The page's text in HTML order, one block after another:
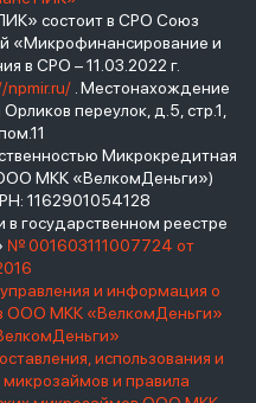
состоит в СРО Союз
«Микрофинансирование и
в СРО – 11.03.2022 г.
npmir.ru/. Местонахождение
переулок, д.5, стр.1,
Микрокредитная
МКК «ВелкомДеньги»)
1162901054128
государственном реестре
№ 001603111007724 от
и информация о
ООО МКК «ВелкомДеньги»
использования и
микрозаймов и правила